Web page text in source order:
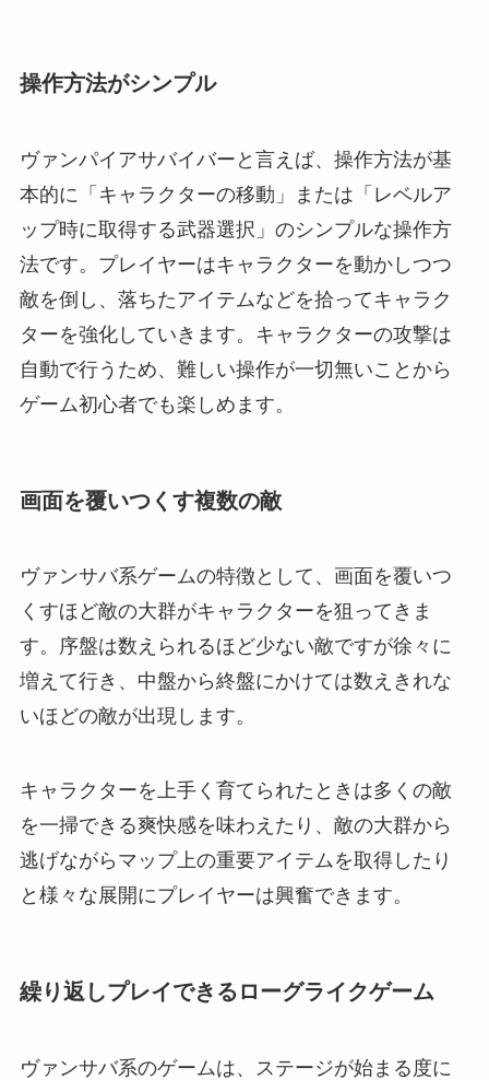
操作方法がシンプル
ヴァンパイアサバイバーと言えば、操作方法が基
本的に「キャラクターの移動」または「レベルア
ップ時に取得する武器選択」のシンプルな操作方
法です。プレイヤーはキャラクターを動かしつつ
敵を倒し、落ちたアイテムなどを拾ってキャラク
ターを強化していきます。キャラクターの攻撃は
自動で行うため、難しい操作が一切無いことから
ゲーム初心者でも楽しめます。
画面を覆いつくす複数の敵
ヴァンサバ系ゲームの特徴として、画面を覆いつ
くすほど敵の大群がキャラクターを狙ってきま
す。序盤は数えられるほど少ない敵ですが徐々に
増えて行き、中盤から終盤にかけては数えきれな
いほどの敵が出現します。
キャラクターを上手く育てられたときは多くの敵
を一掃できる爽快感を味わえたり、敵の大群から
逃げながらマップ上の重要アイテムを取得したり
と様々な展開にプレイヤーは興奮できます。
繰り返しプレイできるローグライクゲーム
ヴァンサバ系のゲームは、ステージが始まる度に